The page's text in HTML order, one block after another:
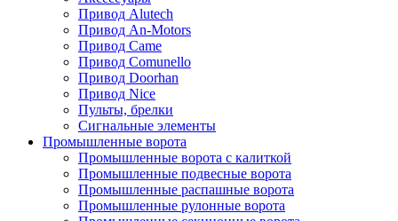
Привод Alutech
Привод An-Motors
Привод Came
Привод Comunello
Привод Doorhan
Привод Nice
Пульты, брелки
Сигнальные элементы
Промышленные ворота
Промышленные ворота с калиткой
Промышленные подвесные ворота
Промышленные распашные ворота
Промышленные рулонные ворота